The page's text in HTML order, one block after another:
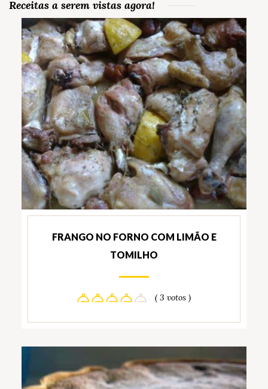
Receitas a serem vistas agora!
FRANGO NO FORNO COM LIMÃO E
TOMILHO
( 3 votos )